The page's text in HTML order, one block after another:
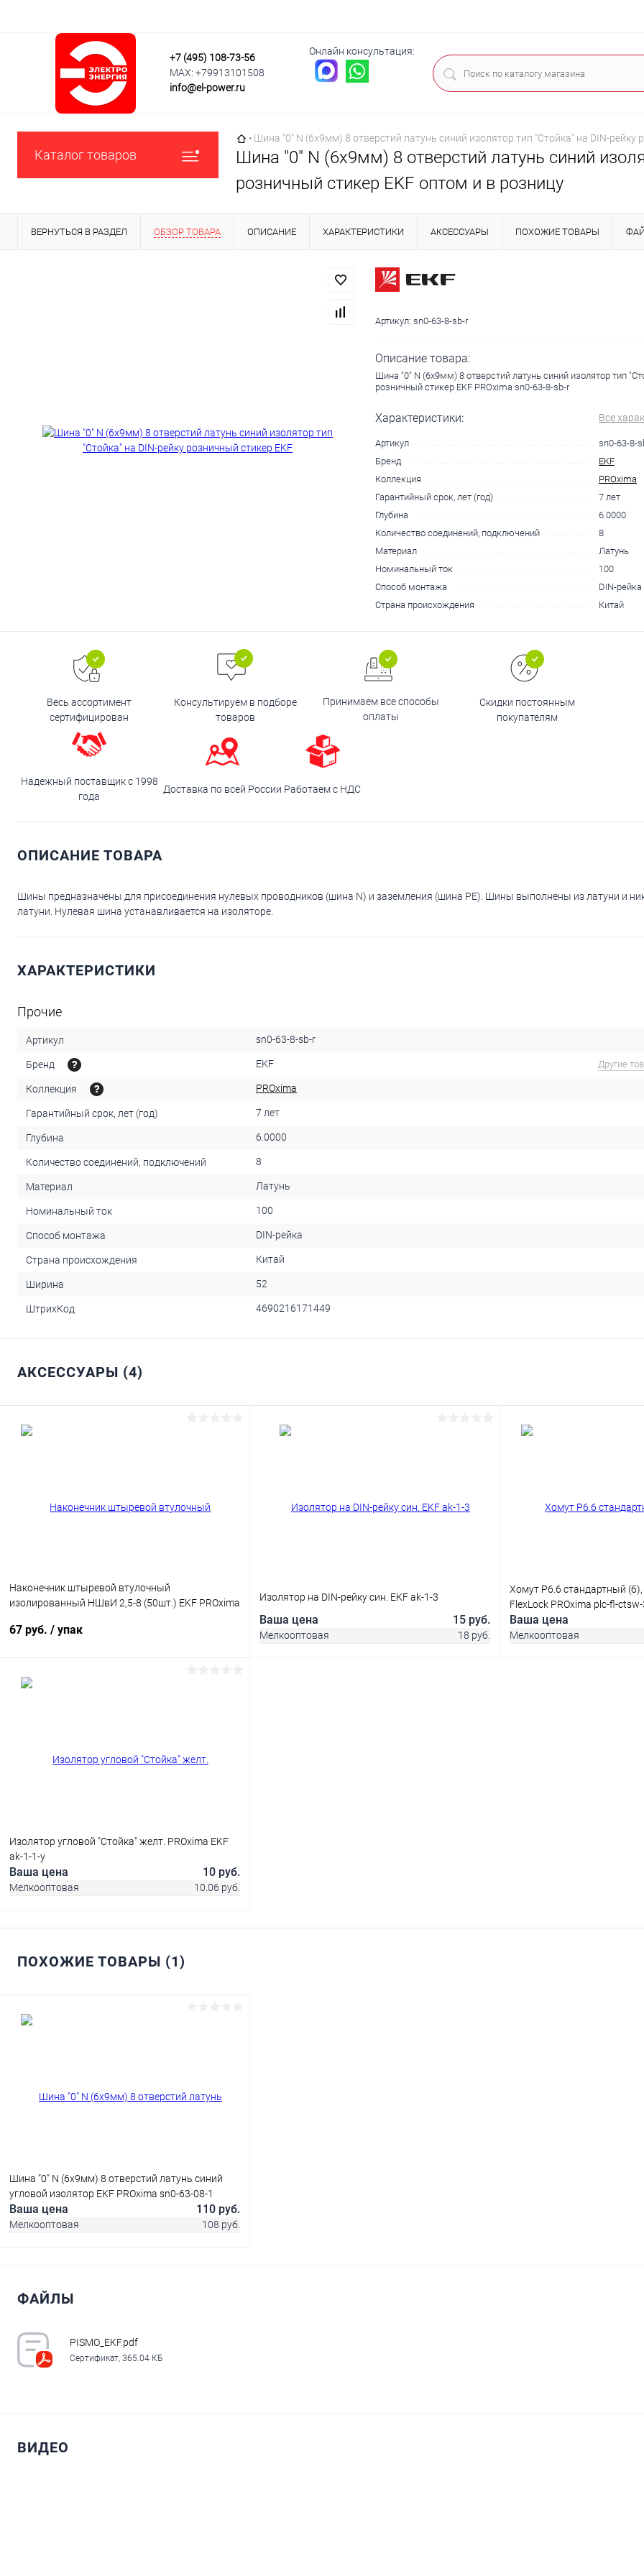
+7 (495) 108-73-56
MAX: +79913101508
info@el-power.ru
Онлайн консультация:
Каталог товаров
Главная страница
• Шина "0" N (6х9мм) 8 отверстий латунь синий изолятор тип "Стойка" на DIN-рейку
Шина "0" N (6х9мм) 8 отверстий латунь синий
розничный стикер EKF оптом и в розницу
ВЕРНУТЬСЯ В РАЗДЕЛ ОБЗОР ТОВАРА ОПИСАНИЕ ХАРАКТЕРИСТИКИ АКСЕССУАРЫ ПОХОЖИЕ ТОВАРЫ
Артикул: sn0-63-8-sb-r
Описание товара:
Шина "0" N (6х9мм) 8 отверстий латунь синий изолятор тип
розничный стикер EKF PROxima sn0-63-8-sb-r
Характеристики: Все
Артикул
sn0-63-8-
Бренд
EKF
Коллекция
PROxima
Гарантийный срок, лет (год)
7 лет
Глубина
6.0000
Количество соединений, подключений
8
Материал
Латунь
Номинальный ток
100
Способ монтажа
DIN-рейка
Страна происхождения
Китай
Весь ассортимент
сертифицирован
Консультируем в подборе
товаров
Принимаем все способы
оплаты
Скидки постоянным
покупателям
Надежный поставщик с 1998
года
Доставка по всей России Работаем с НДС
ОПИСАНИЕ ТОВАРА
Шины предназначены для присоединения нулевых проводников (шина N) и заземления (шина PE). Шины выполнены из латуни и
латуни. Нулевая шина устанавливается на изоляторе.
ХАРАКТЕРИСТИКИ
Прочие
Артикул sn0-63-8-sb-r
Бренд EKF Другие
Коллекция PROxima
Гарантийный срок, лет (год) 7 лет
Глубина 6.0000
Количество соединений, подключений 8
Материал Латунь
Номинальный ток 100
Способ монтажа DIN-рейка
Страна происхождения Китай
Ширина 52
ШтрихКод 4690216171449
АКСЕССУАРЫ (4)
Наконечник штыревой втулочный
изолированный НШвИ 2,5-8 (50шт.) EKF PROxima
67 руб. / упак
Изолятор на DIN-рейку син. EKF ak-1-3
Ваша цена 15 руб.
Мелкооптовая 18 руб.
Хомут P6.6 стандартный
FlexLock PROxima plc-fl-
Ваша цена
Мелкооптовая
Изолятор угловой "Стойка" желт. PROxima EKF
ak-1-1-y
Ваша цена 10 руб.
Мелкооптовая 10.06 руб.
В корзину
В избранное
ПОХОЖИЕ ТОВАРЫ (1)
Шина "0" N (6х9мм) 8 отверстий латунь синий
угловой изолятор EKF PROxima sn0-63-08-1
Ваша цена 110 руб.
Мелкооптовая 108 руб.
Купить в 1 клик
В избранное В наличии
ФАЙЛЫ
PISMO_EKF.pdf
Сертификат, 365.04 КБ
ВИДЕО